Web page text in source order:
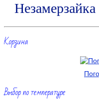
Корзина
Выбор по температуре